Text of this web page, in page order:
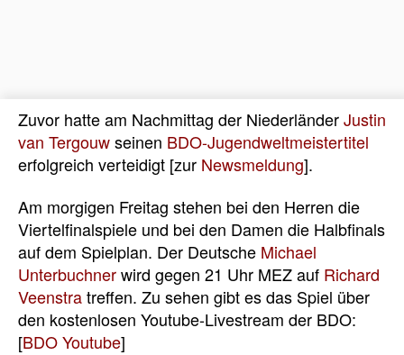
Zuvor hatte am Nachmittag der NiederländerJustin
van Tergouwseinen BDO-Jugendweltmeistertitel
erfolgreich verteidigt [zur Newsmeldung].
Am morgigen Freitag stehen bei den Herren die
Viertelfinalspiele und bei den Damen die Halbfinals
auf dem Spielplan. Der Deutsche Michael
Unterbuchnerwird gegen 21 Uhr MEZ auf Richard
Veenstratreffen. Zu sehen gibt es das Spiel über
den kostenlosen Youtube-Livestream der BDO:
[BDO Youtube]